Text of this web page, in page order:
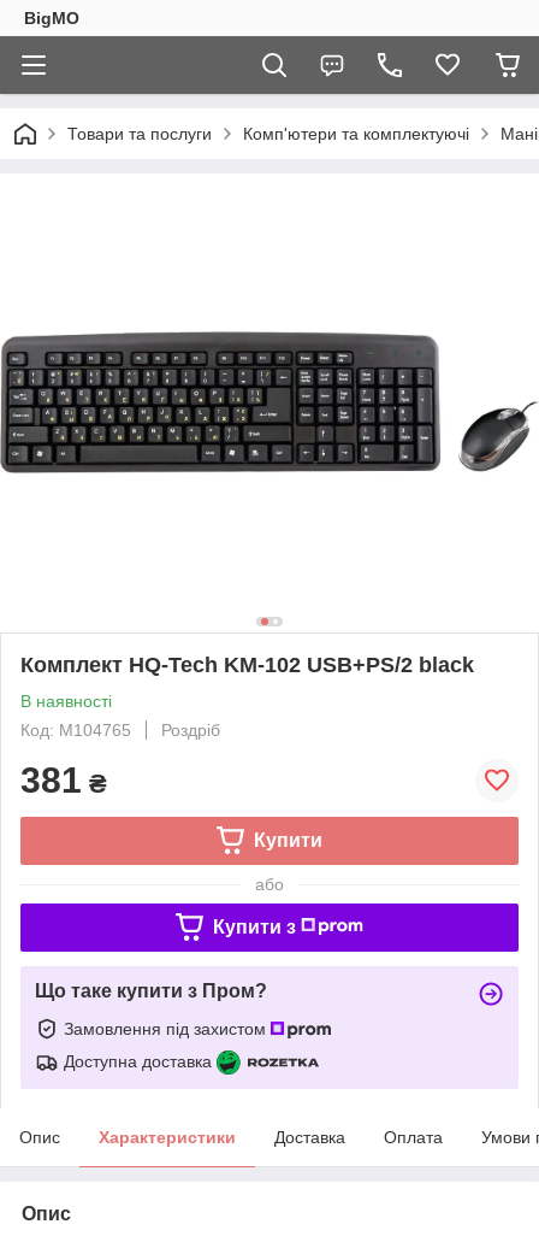
BigMO
Товари та послуги Комп'ютери та комплектуючі
Комплект HQ-Tech KM-102 USB+PS/2 black
В наявності
Код: M104765
Роздріб
381 ₴
Купити
або
Купити з
Що таке купити з Пром?
Замовлення під захистом
Доступна доставка
Опис Характеристики Доставка Оплата Умови
Опис